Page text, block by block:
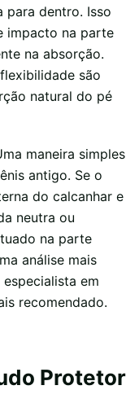
para dentro. Isso
impacto na parte
na absorção.
são
natural do pé
maneira simples
antigo. Se o
do calcanhar e
neutra ou
na parte
análise mais
em
recomendado.
Protetor